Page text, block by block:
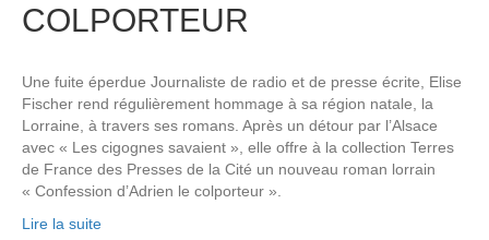
COLPORTEUR
Une fuite éperdue Journaliste de radio et de presse écrite, Elise
Fischer rend régulièrement hommage à sa région natale, la
Lorraine, à travers ses romans. Après un détour par l’Alsace
avec « Les cigognes savaient », elle offre à la collection Terres
de France des Presses de la Cité un nouveau roman lorrain
« Confession d’Adrien le colporteur ».
Lire la suite